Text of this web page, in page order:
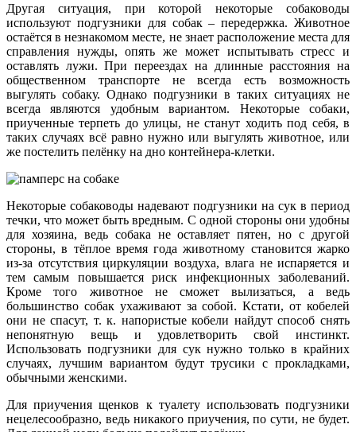
Другая ситуация, при которой некоторые собаководы
используют подгузники для собак – передержка. Животное
остаётся в незнакомом месте, не знает расположение места для
справления нужды, опять же может испытывать стресс и
оставлять лужи. При переездах на длинные расстояния на
общественном транспорте не всегда есть возможность
выгулять собаку. Однако подгузники в таких ситуациях не
всегда являются удобным вариантом. Некоторые собаки,
приученные терпеть до улицы, не станут ходить под себя, в
таких случаях всё равно нужно или выгулять животное, или
же постелить пелёнку на дно контейнера-клетки.
Некоторые собаководы надевают подгузники на сук в период
течки, что может быть вредным. С одной стороны они удобны
для хозяина, ведь собака не оставляет пятен, но с другой
стороны, в тёплое время года животному становится жарко
из-за отсутствия циркуляции воздуха, влага не испаряется и
тем самым повышается риск инфекционных заболеваний.
Кроме того животное не сможет вылизаться, а ведь
большинство собак ухаживают за собой. Кстати, от кобелей
они не спасут, т. к. напористые кобели найдут способ снять
непонятную вещь и удовлетворить свой инстинкт.
Использовать подгузники для сук нужно только в крайних
случаях, лучшим вариантом будут трусики с прокладками,
обычными женскими.
Для приучения щенков к туалету использовать подгузники
нецелесообразно, ведь никакого приучения, по сути, не будет.